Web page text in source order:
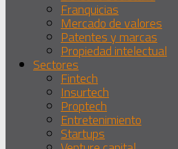
Franquicias
Mercado de valores
Patentes y marcas
Propiedad intelectual
Sectores
Fintech
Insurtech
Proptech
Entretenimiento
Startups